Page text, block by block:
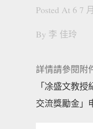
Posted At 6 7
By 李 佳玲
詳情請參閱附
「凃盛文教
交流獎勵金」